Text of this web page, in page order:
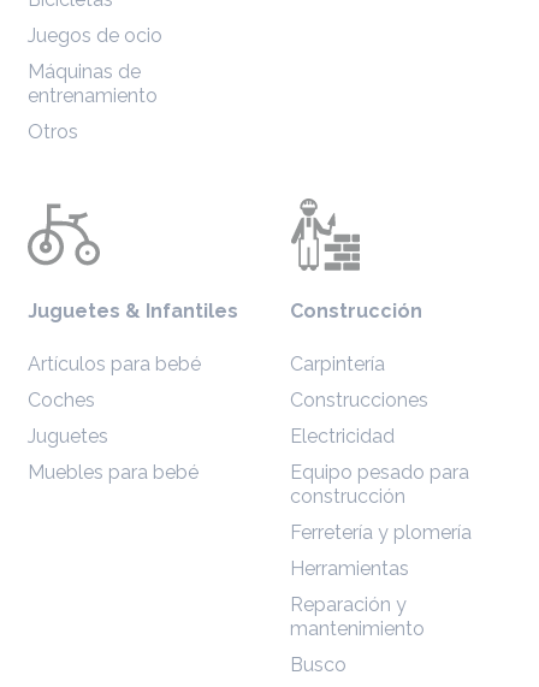
Juegos de ocio
Máquinas de
entrenamiento
Otros
Juguetes & Infantiles
Artículos para bebé
Coches
Juguetes
Muebles para bebé
Construcción
Carpintería
Construcciones
Electricidad
Equipo pesado para
construcción
Ferretería y plomería
Herramientas
Reparación y
mantenimiento
Busco